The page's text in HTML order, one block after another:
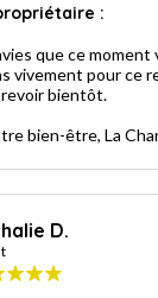
:
que ce moment
vivement pour ce
bientôt.
bien-être, La
D.